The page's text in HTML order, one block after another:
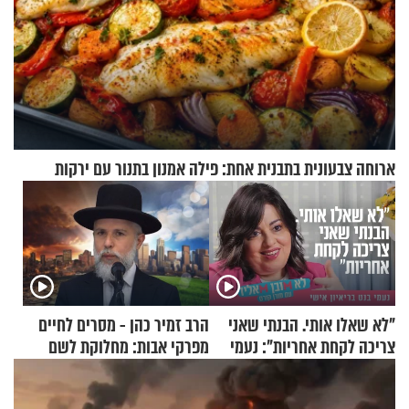
ארוחה צבעונית בתבנית אחת: פילה אמנון בתנור עם ירקות
"לא שאלו אותי. הבנתי שאני
צריכה לקחת אחריות": נעמי
בנט בריאיון אישי
הרב זמיר כהן - מסרים לחיים
מפרקי אבות: מחלוקת לשם
שמיים